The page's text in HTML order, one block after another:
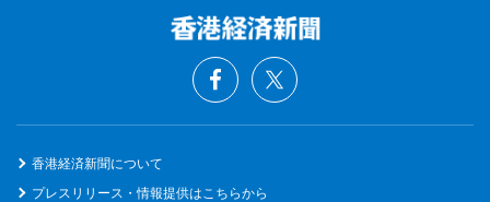
香港経済新聞について
プレスリリース・情報提供はこちらから